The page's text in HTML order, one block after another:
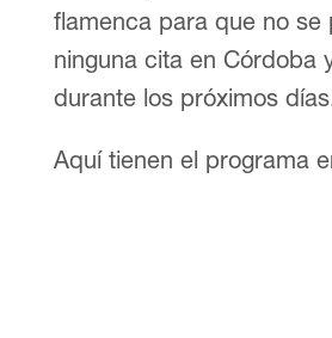
flamenca para que no se
ninguna cita en Córdoba
durante los próximos
Aquí tienen el programa